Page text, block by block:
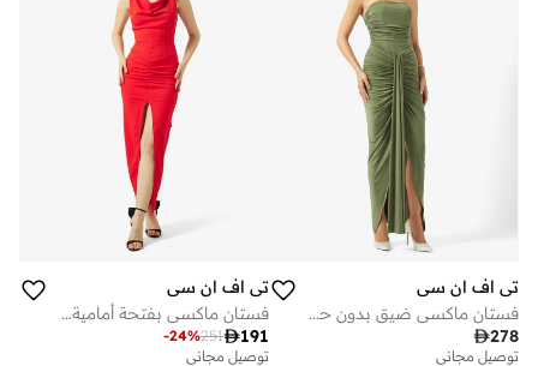
تي اف ان سي
فستان ماكسي ضيق بدون حمالات
278
توصيل مجاني
على وشك النفاد
تي اف ان سي
فستان ماكسي بفتحة أمامية مفصلة بالكورسيه
191
251
-24%
توصيل مجاني